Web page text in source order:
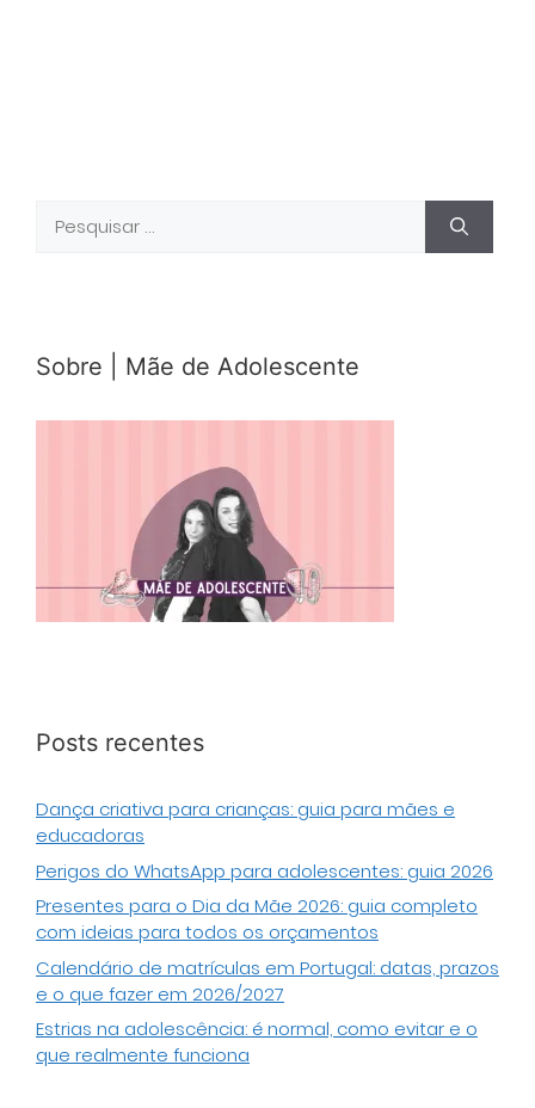
por:
Sobre | Mãe de Adolescente
Posts recentes
Dança criativa para crianças: guia para mães e
educadoras
Perigos do WhatsApp para adolescentes: guia 2026
Presentes para o Dia da Mãe 2026: guia completo
com ideias para todos os orçamentos
Calendário de matrículas em Portugal: datas, prazos
e o que fazer em 2026/2027
Estrias na adolescência: é normal, como evitar e o
que realmente funciona